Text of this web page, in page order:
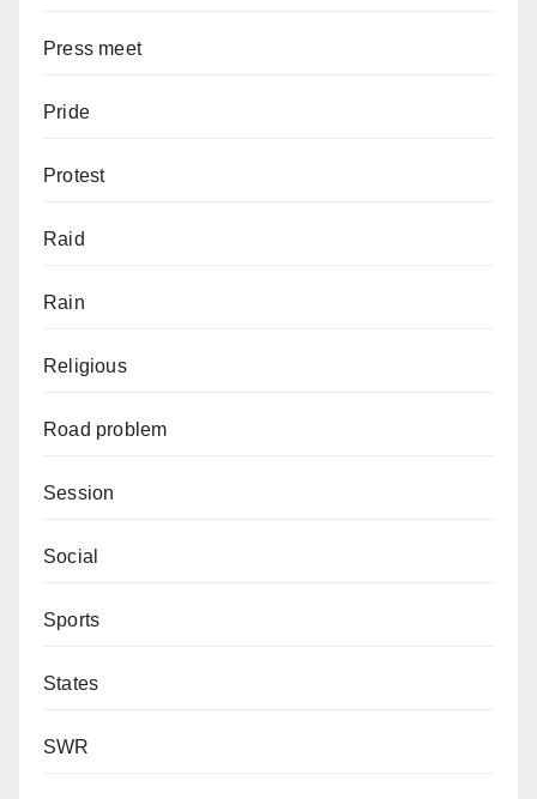
Press meet
Pride
Protest
Raid
Rain
Religious
Road problem
Session
Social
Sports
States
SWR